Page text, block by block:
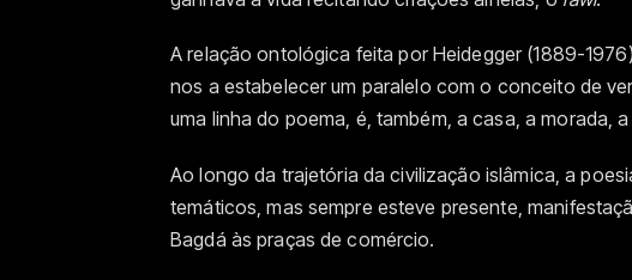
A relação ontológica feita por Heidegger (1889-
nos a estabelecer um paralelo com o conceito de
uma linha do poema, é, também, a casa, a morada,
Ao longo da trajetória da civilização islâmica, a
temáticos, mas sempre esteve presente,
Bagdá às praças de comércio.